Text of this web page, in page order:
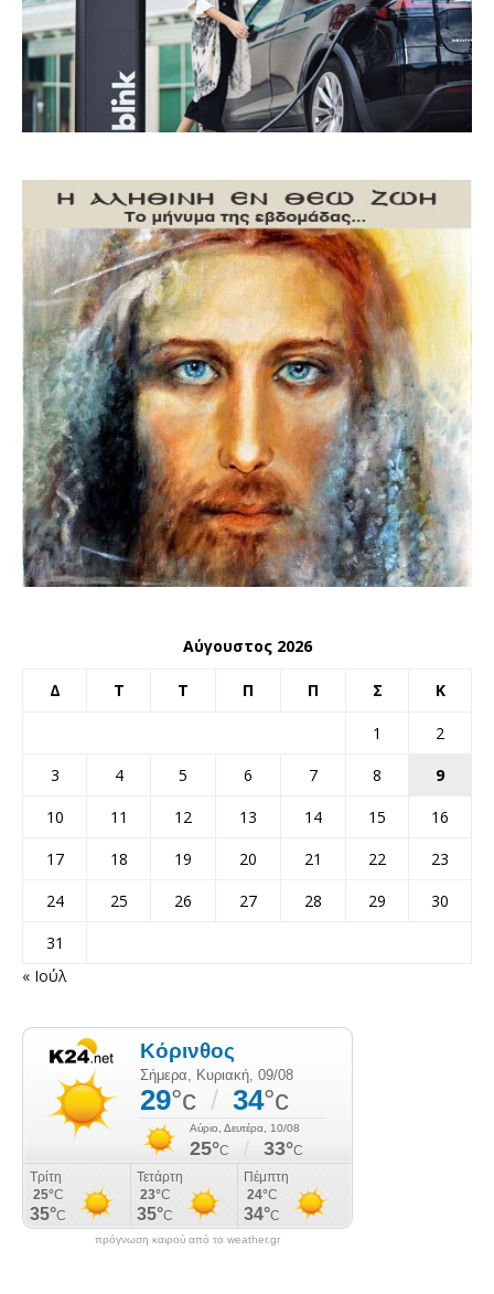
Αύγουστος 2026
Δ Τ Τ Π Π Σ Κ
1
2
3
4 5 6 7 8
9
10
11 12 13 14 15
16
17
18 19 20 21 22
23
24
25 26 27 28 29
30
31
« Ιούλ
πρόγνωση καιρού από το weather.gr